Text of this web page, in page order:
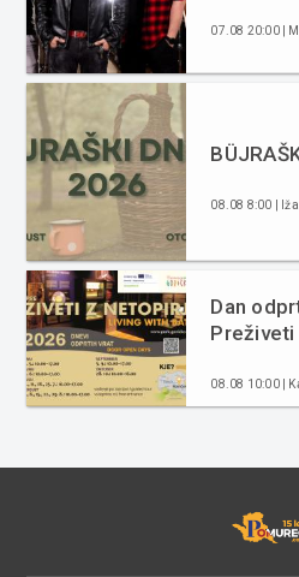
07.08 20:00 |
08.08 8:00 |
Dan
08.08 10:00 |